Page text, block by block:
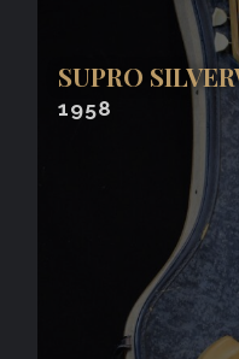
SUPRO
1958